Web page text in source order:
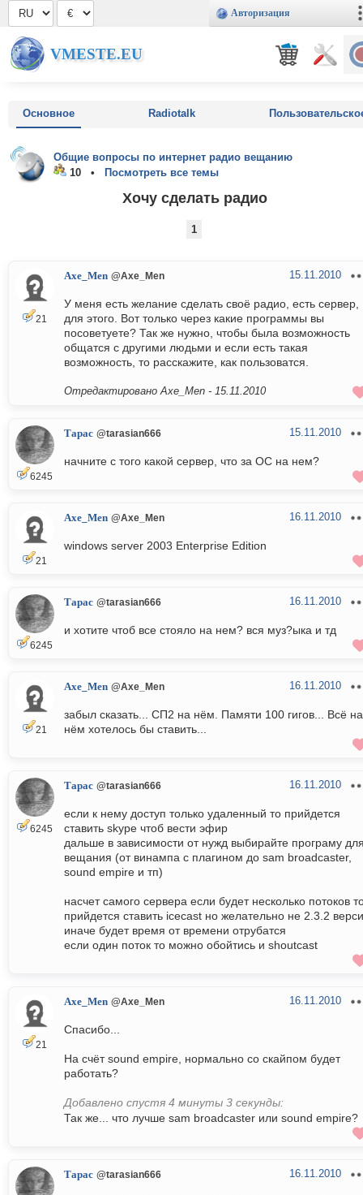
Авторизация
VMESTE.EU
Основное Radiotalk
Общие вопросы по интернет радио вещанию
10 •
Посмотреть все темы
Хочу сделать радио
1
21
Axe_Men @Axe_Men 15.11.2010
У меня есть желание сделать своё радио, есть сервер,
для этого. Вот только через какие программы вы
посоветуете? Так же нужно, чтобы была возможность
общатся с другими людьми и если есть такая
возможность, то расскажите, как пользоватся.
Отредактировано Axe_Men - 15.11.2010
6245
Тарас @tarasian666 15.11.2010
начните с того какой сервер, что за ОС на нем?
21
Axe_Men @Axe_Men 16.11.2010
windows server 2003 Enterprise Edition
6245
Тарас @tarasian666 16.11.2010
и хотите чтоб все стояло на нем? вся муз?ыка и тд
21
Axe_Men @Axe_Men 16.11.2010
забыл сказать... СП2 на нём. Памяти 100 гигов... Всё на
нём хотелось бы ставить...
6245
Тарас @tarasian666 16.11.2010
если к нему доступ только удаленный то прийдется
ставить skype чтоб вести эфир
дальше в зависимости от нужд выбирайте програму
вещания (от винампа с плагином до sam broadcaster,
sound empire и тп)
насчет самого сервера если будет несколько потоков
прийдется ставить icecast но желательно не 2.3.2
иначе будет время от времени отрубатся
если один поток то можно обойтись и shoutcast
21
Axe_Men @Axe_Men 16.11.2010
Спасибо...
На счёт sound empire, нормально со скайпом будет
работать?
Добавлено спустя 4 минуты 3 секунды:
Так же... что лучше sam broadcaster или sound empire?
Тарас @tarasian666 16.11.2010